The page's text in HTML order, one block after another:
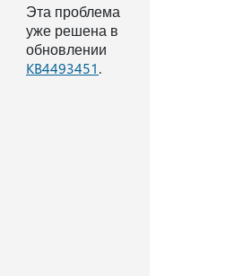
Эта проблема
уже решена в
обновлении
KB4493451.